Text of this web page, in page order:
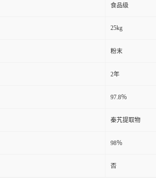
食品级
25kg
粉末
2年
97.8％
秦艽提取物
98％
否